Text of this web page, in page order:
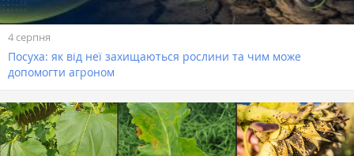
4 серпня
Посуха: як від неї захищаються рослини та чим може
допомогти агроном